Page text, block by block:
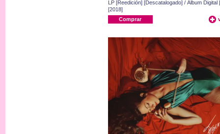
LP [Reedición] [Descatalogado] / Álbum Digital
[2018]
Comprar